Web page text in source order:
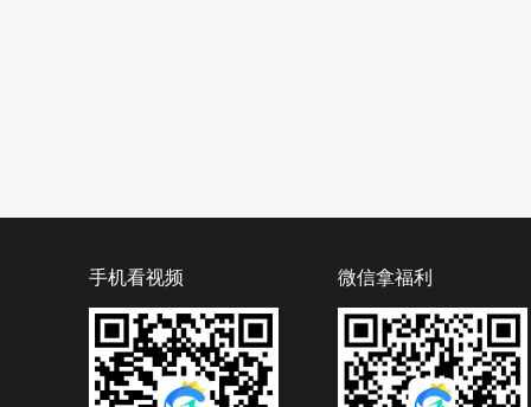
手机看视频 微信拿福利